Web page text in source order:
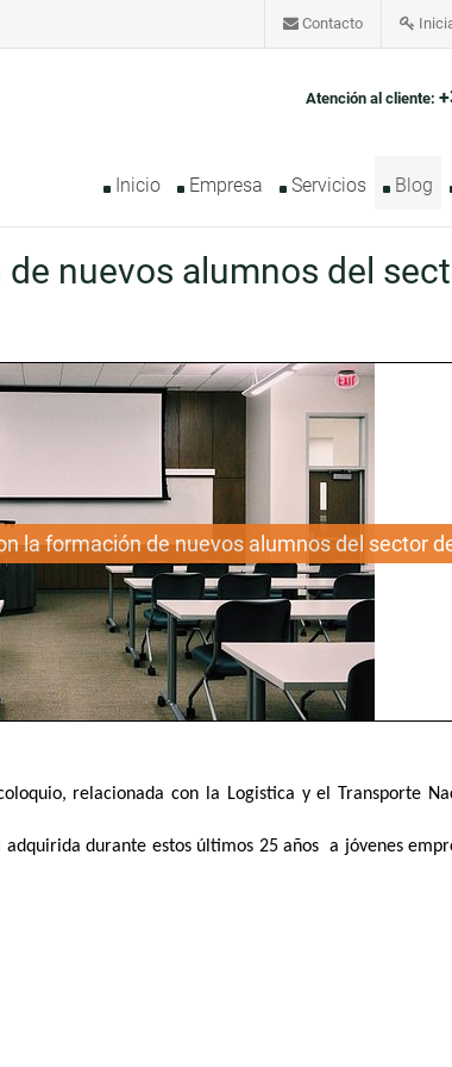
Contacto
Atención al cliente:
Inicio Empresa Servicios Blog
nuevos alumnos del
la formación de nuevos alumnos del sector
relacionada con la Logistica y el Transporte
adquirida durante estos últimos 25 años a jóvenes